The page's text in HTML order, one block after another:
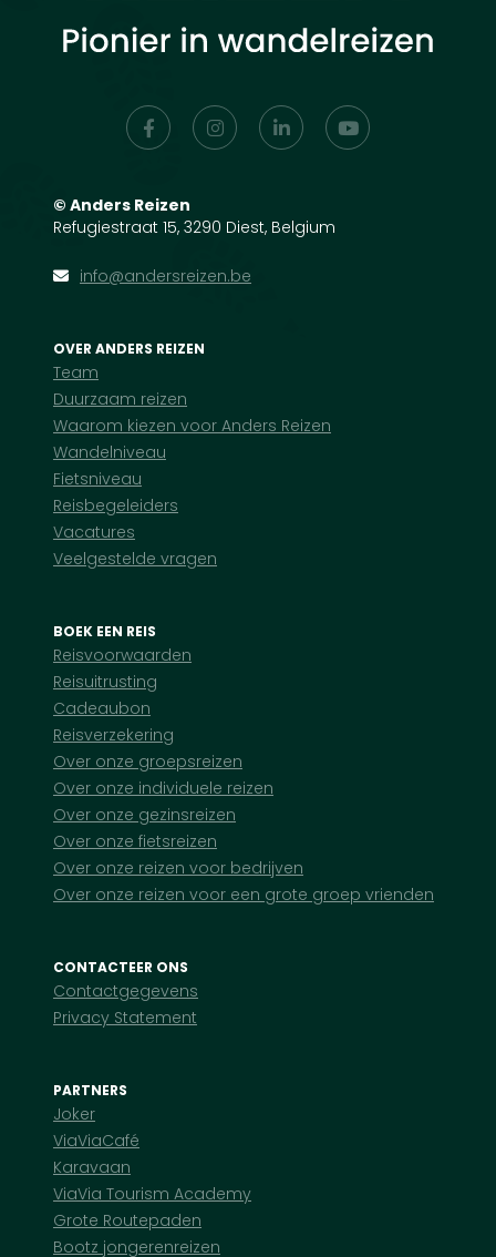
© Anders Reizen
Refugiestraat 15, 3290 Diest, Belgium
info@andersreizen.be
OVER ANDERS REIZEN
Team
Duurzaam reizen
Waarom kiezen voor Anders Reizen
Wandelniveau
Fietsniveau
Reisbegeleiders
Vacatures
Veelgestelde vragen
BOEK EEN REIS
Reisvoorwaarden
Reisuitrusting
Cadeaubon
Reisverzekering
Over onze groepsreizen
Over onze individuele reizen
Over onze gezinsreizen
Over onze fietsreizen
Over onze reizen voor bedrijven
Over onze reizen voor een grote groep vrienden
CONTACTEER ONS
Contactgegevens
Privacy Statement
PARTNERS
Joker
ViaViaCafé
Karavaan
ViaVia Tourism Academy
Grote Routepaden
Bootz jongerenreizen